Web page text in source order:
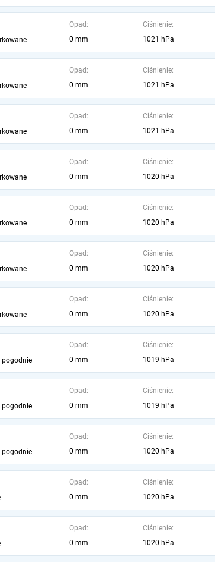
Opad:
0 mm
Ciśnienie:
1021 hPa
Opad:
0 mm
Ciśnienie:
1021 hPa
Opad:
0 mm
Ciśnienie:
1021 hPa
Opad:
0 mm
Ciśnienie:
1020 hPa
Opad:
0 mm
Ciśnienie:
1020 hPa
Opad:
0 mm
Ciśnienie:
1020 hPa
Opad:
0 mm
Ciśnienie:
1020 hPa
pogodnie
Opad:
0 mm
Ciśnienie:
1019 hPa
pogodnie
Opad:
0 mm
Ciśnienie:
1019 hPa
pogodnie
Opad:
0 mm
Ciśnienie:
1020 hPa
Opad:
0 mm
Ciśnienie:
1020 hPa
Opad:
0 mm
Ciśnienie:
1020 hPa